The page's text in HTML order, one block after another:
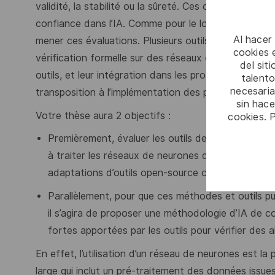
Al hacer
cookies
del
sin
cookies.
validité, la stabilité ou la sûreté. Ces critères
confiance dans l’IA. Comme pour le logiciel
mener ces évaluations. Plusieurs outils sont
vérification formelle sur des réseaux de neurones.
outils, et leur intégration dans les processus de
transposition à l’implémentation des propriétés
Votre thèse aura 2 objectifs :
Premièrement, évaluer les outils de vérification
à traiter les réseaux de neurones développés et
adaptations d’outils open-source ou des
Parallèlement, pour que ces méthodes et outils
il s’agira de proposer une méthodologie d’IA de
fortes apportées par les outils pour vérifier des
En effet, l’utilisation d’un réseau de neurones est
large qui inclut un pré-traitement des données